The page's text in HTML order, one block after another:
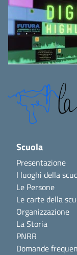
Scuola
Presentazione
I luoghi della
Le Persone
Le carte della
Organizzazione
La Storia
PNRR
Domande